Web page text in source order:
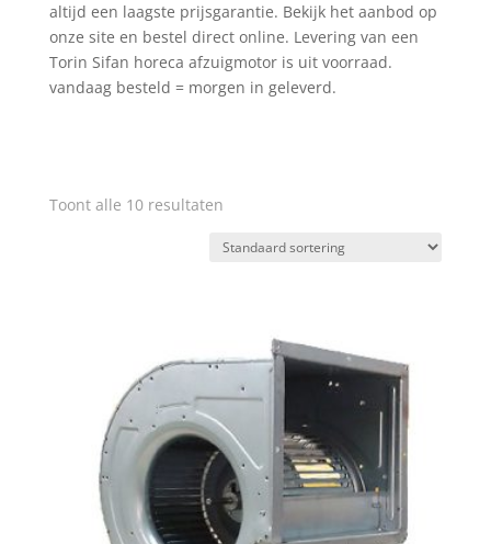
altijd een laagste prijsgarantie. Bekijk het aanbod op
onze site en bestel direct online. Levering van een
Torin Sifan horeca afzuigmotor is uit voorraad.
vandaag besteld = morgen in geleverd.
Toont alle 10 resultaten